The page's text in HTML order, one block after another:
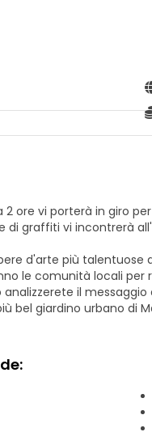
ore vi porterà in giro
graffiti vi incontrerà
d'arte più talentuose
le comunità locali per
il
bel giardino urbano di
secolo). Queste
terminerà alla
un minimo di 2